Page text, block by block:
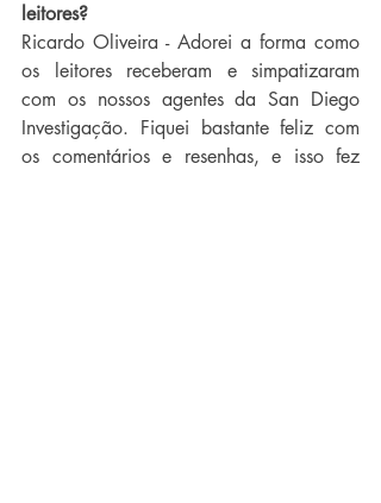
leitores?
Ricardo Oliveira - Adorei a forma como
os leitores receberam e simpatizaram
com os nossos agentes da San Diego
Investigação. Fiquei bastante feliz com
os comentários e resenhas, e isso fez